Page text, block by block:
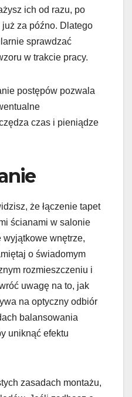
ich od razu, po
za późno. Dlatego
sprawdzać
w trakcie pracy.
postępów pozwala
czas i pieniądze
że łączenie tapet
ścianami w salonie
wyjątkowe wnętrze,
o świadomym
rozmieszczeniu i
uwagę na to, jak
na optyczny odbiór
balansowania
uniknąć efektu
zasadach montażu,